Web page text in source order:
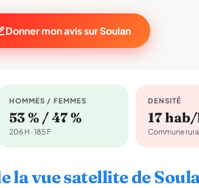
Donner mon avis sur Soulan
HOMMES / FEMMES
53 % / 47 %
206 H · 185 F
DENSITÉ
17
Commune
la vue satellite de